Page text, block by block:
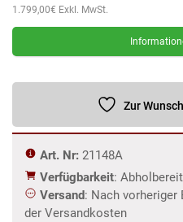
1.799,00€ Exkl. MwSt.
Zur
Art. Nr: 21148A
Verfügbarkeit:
Versand: Nach vorheriger
der Versandkosten